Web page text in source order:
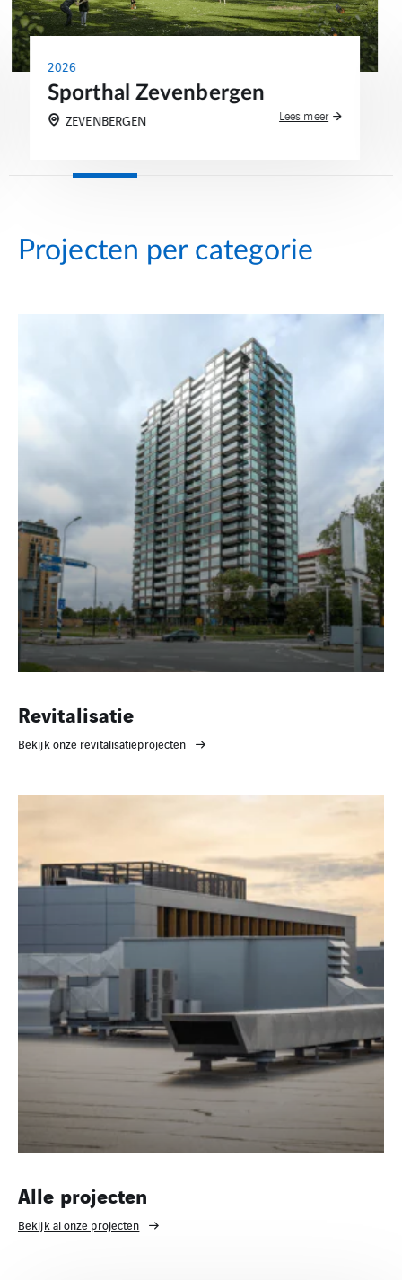
2026
Sporthal Zevenbergen
ZEVENBERGEN Lees meer
Projecten per categorie
Revitalisatie
Bekijk onze revitalisatieprojecten
Alle projecten
Bekijk al onze projecten